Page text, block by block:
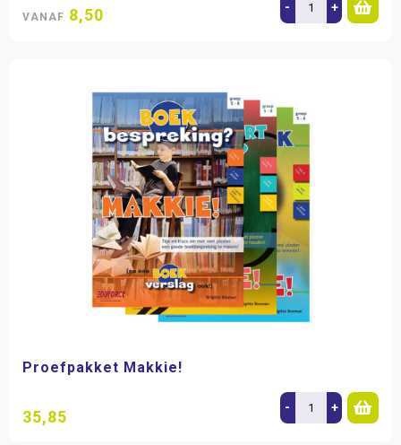
VANAF 8,50 - +
Proefpakket Makkie!
35,85 - +